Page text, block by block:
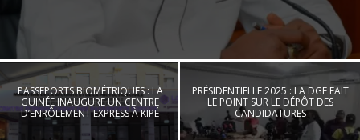
PASSEPORTS BIOMÉTRIQUES : LA
GUINÉE INAUGURE UN CENTRE
D’ENRÔLEMENT EXPRESS À KIPÉ
PRÉSIDENTIELLE 2025 : LA DGE FAIT
LE POINT SUR LE DÉPÔT DES
CANDIDATURES